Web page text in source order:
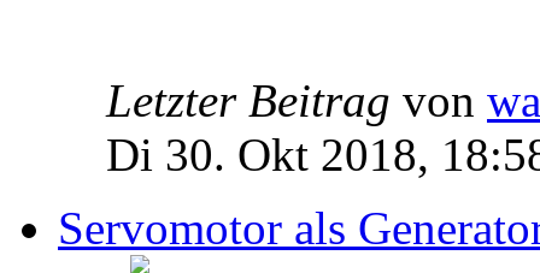
Letzter Beitrag von
Di 30. Okt 2018,
Servomotor als